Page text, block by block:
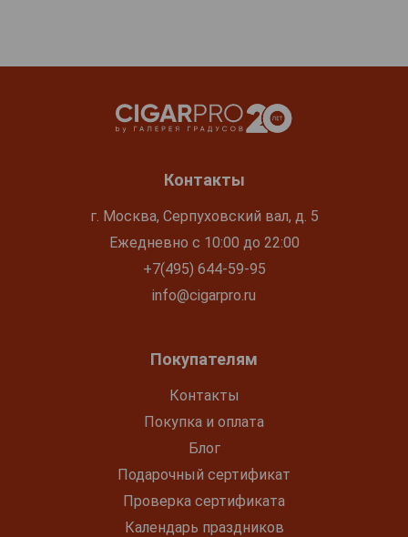
Контакты
г. Москва, Серпуховский вал, д. 5
Ежедневно с 10:00 до 22:00
+7(495) 644-59-95
info@cigarpro.ru
Покупателям
Контакты
Покупка и оплата
Блог
Подарочный сертификат
Проверка сертификата
Календарь праздников